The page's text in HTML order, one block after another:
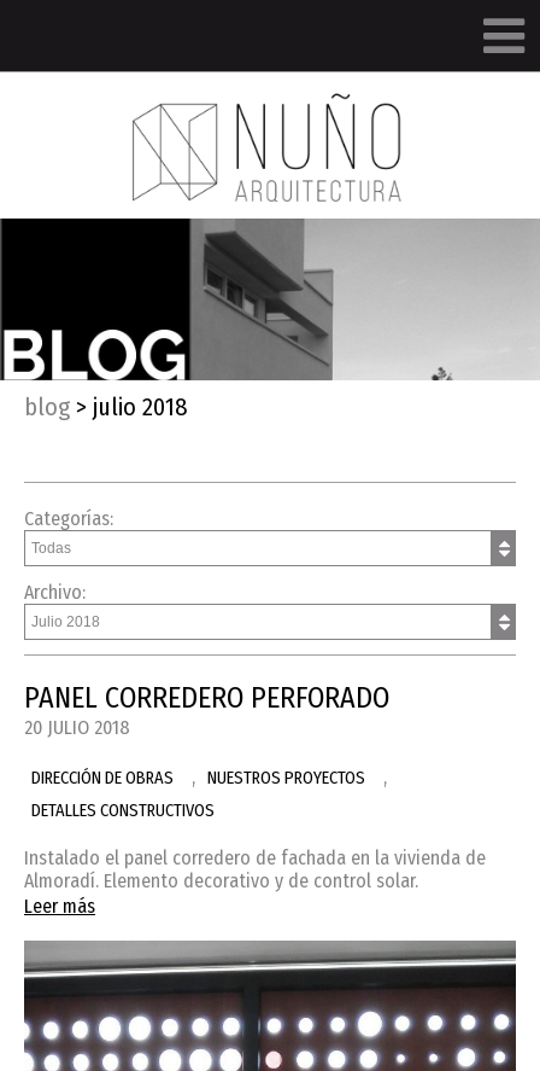
blog > julio 2018
Categorías:
Archivo:
PANEL CORREDERO PERFORADO
20 JULIO 2018
DIRECCIÓN DE OBRAS , NUESTROS PROYECTOS ,
DETALLES CONSTRUCTIVOS
Instalado el panel corredero de fachada en la vivienda de
Almoradí. Elemento decorativo y de control solar.
Leer más